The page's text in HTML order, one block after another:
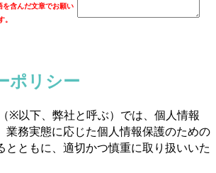
含んだ文章でお願い
。
ポリシー
※以下、弊社と呼ぶ）では、個人情報
業務実態に応じた個人情報保護のための
とともに、適切かつ慎重に取り扱いいた